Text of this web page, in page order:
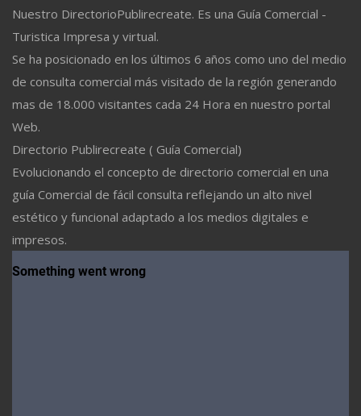
Nuestro DirectorioPublirecreate. Es una Guía Comercial -
Turistica Impresa y virtual.
Se ha posicionado en los últimos 6 años como uno del medio
de consulta comercial más visitado de la región generando
mas de 18.000 visitantes cada 24 Hora en nuestro portal
Web.
Directorio Publirecreate ( Guía Comercial)
Evolucionando el concepto de directorio comercial en una
guía Comercial de fácil consulta reflejando un alto nivel
estético y funcional adaptado a los medios digitales e
impresos.